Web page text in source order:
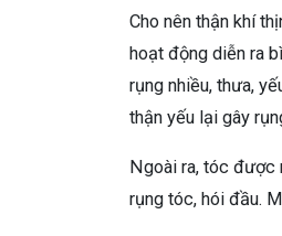
Cho nên thận khí
hoạt động diễn ra
rụng nhiều, thưa,
thận yếu lại gây
Ngoài ra, tóc được
rụng tóc, hói đầu.